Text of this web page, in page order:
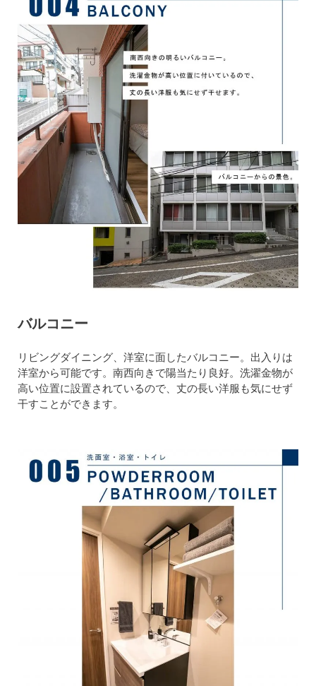
バルコニー
リビングダイニング、洋室に面したバルコニー。出入りは
洋室から可能です。南西向きで陽当たり良好。洗濯金物が
高い位置に設置されているので、丈の長い洋服も気にせず
干すことができます。